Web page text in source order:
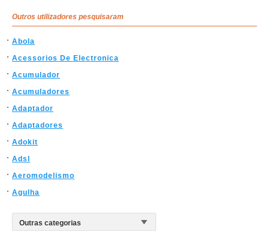
Outros utilizadores pesquisaram
Abola
Acessorios De Electronica
Acumulador
Acumuladores
Adaptador
Adaptadores
Adokit
Adsl
Aeromodelismo
Agulha